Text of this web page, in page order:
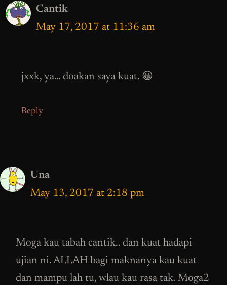
Cantik
May 17, 2017 at 11:36 am
jxxk, ya… doakan saya kuat. 😀
Reply
Una
May 13, 2017 at 2:18 pm
Moga kau tabah cantik.. dan kuat hadapi
ujian ni. ALLAH bagi maknanya kau kuat
dan mampu lah tu, wlau kau rasa tak. Moga2